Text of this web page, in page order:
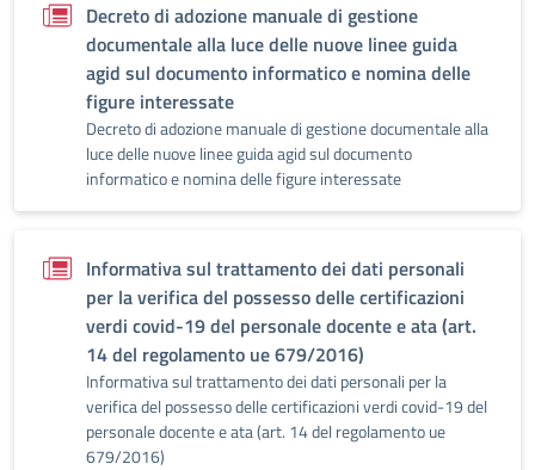
Decreto di adozione manuale di gestione
documentale alla luce delle nuove linee guida
agid sul documento informatico e nomina delle
figure interessate
Decreto di adozione manuale di gestione documentale alla
luce delle nuove linee guida agid sul documento
informatico e nomina delle figure interessate
Informativa sul trattamento dei dati personali
per la verifica del possesso delle certificazioni
verdi covid-19 del personale docente e ata (art.
14 del regolamento ue 679/2016)
Informativa sul trattamento dei dati personali per la
verifica del possesso delle certificazioni verdi covid-19 del
personale docente e ata (art. 14 del regolamento ue
679/2016)